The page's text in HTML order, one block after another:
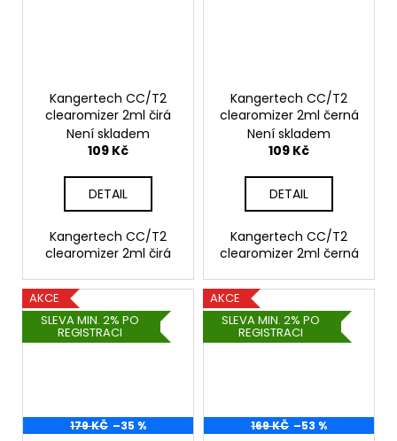
Kangertech CC/T2
clearomizer 2ml čirá
Není skladem
109 Kč
DETAIL
Kangertech CC/T2
clearomizer 2ml čirá
Kangertech CC/T2
clearomizer 2ml černá
Není skladem
109 Kč
DETAIL
Kangertech CC/T2
clearomizer 2ml černá
AKCE
SLEVA MIN. 2% PO
REGISTRACI
179 KČ –35 %
AKCE
SLEVA MIN. 2% PO
REGISTRACI
169 KČ –53 %